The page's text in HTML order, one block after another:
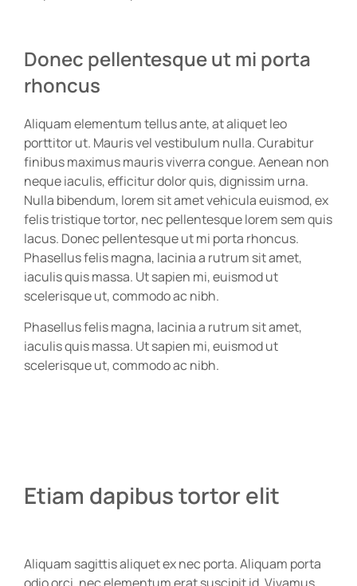
Donec pellentesque ut mi porta
rhoncus
Aliquam elementum tellus ante, at aliquet leo
porttitor ut. Mauris vel vestibulum nulla. Curabitur
finibus maximus mauris viverra congue. Aenean non
neque iaculis, efficitur dolor quis, dignissim urna.
Nulla bibendum, lorem sit amet vehicula euismod, ex
felis tristique tortor, nec pellentesque lorem sem quis
lacus. Donec pellentesque ut mi porta rhoncus.
Phasellus felis magna, lacinia a rutrum sit amet,
iaculis quis massa. Ut sapien mi, euismod ut
scelerisque ut, commodo ac nibh.
Phasellus felis magna, lacinia a rutrum sit amet,
iaculis quis massa. Ut sapien mi, euismod ut
scelerisque ut, commodo ac nibh.
Etiam dapibus tortor elit
Aliquam sagittis aliquet ex nec porta. Aliquam porta